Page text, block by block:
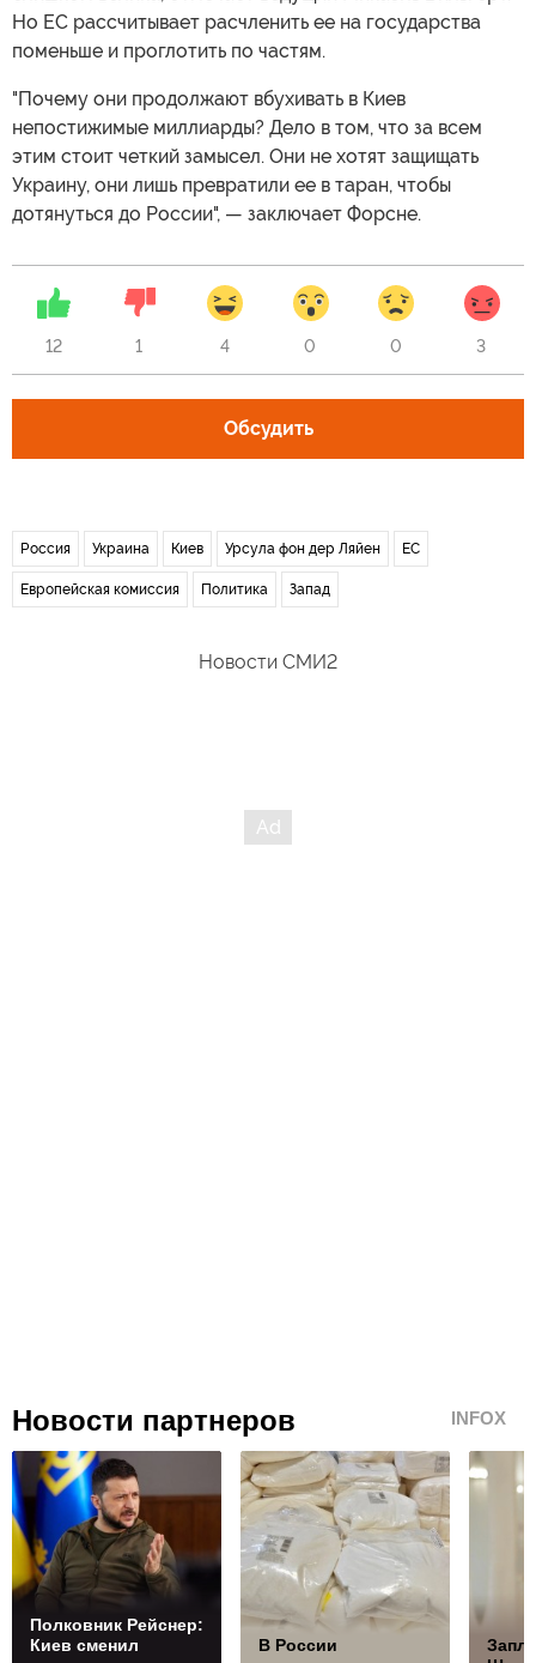
Но ЕС рассчитывает расчленить ее на государства
поменьше и проглотить по частям.
"Почему они продолжают вбухивать в Киев
непостижимые миллиарды? Дело в том, что за всем
этим стоит четкий замысел. Они не хотят защищать
Украину, они лишь превратили ее в таран, чтобы
дотянуться до России", — заключает Форсне.
12 1 4 0 0 3
Обсудить
Россия Украина Киев Урсула фон дер Ляйен ЕС
Европейская комиссия Политика Запад
Новости СМИ2
Новости партнеров INFOX
Полковник Рейснер:
Киев сменил
В России